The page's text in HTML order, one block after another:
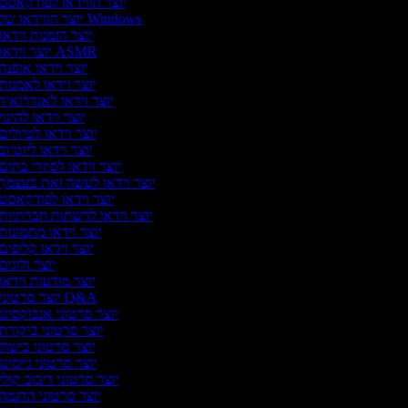
יוצר הווידאו של Windows
יוצר הזמנות
יוצר וידאו ASMR
יוצר וידאו
יוצר וידאו
יוצר וידאו
יוצר וידאו
יוצר וידאו
יוצר וידאו
יוצר וידאו לסיורי
יוצר וידאו לעשה זאת
יוצר וידאו
יוצר וידאו לרשתות
יוצר וידאו
יוצר וידאו
יוצר
יוצר מודעות
יוצר סרטוני Q&A
יוצר סרטוני
יוצר סרטוני
יוצר סרטוני
יוצר סרטוני
יוצר סרטוני דיבוב
יוצר סרטוני